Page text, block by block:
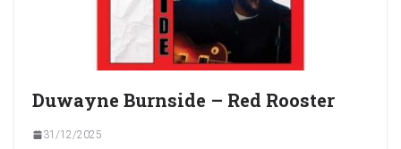
Duwayne Burnside – Red Rooster
31/12/2025